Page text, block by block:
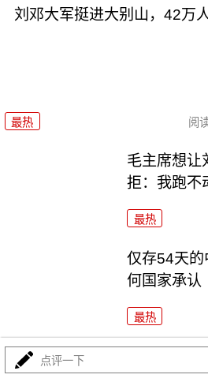
刘邓大军挺进大别山，42万
最热 阅
毛主席想让
拒：我跑不
最热
仅存54天
何国家承认
最热
基辛格问
国，你们怎
点评一下